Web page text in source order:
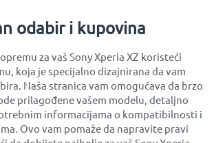
odabir i kupovina
za vaš Sony Xperia XZ koristeći
koja je specijalno dizajnirana da vam
Naša stranica vam omogućava da brzo
prilagođene vašem modelu, detaljno
informacijama o kompatibilnosti i
Ovo vam pomaže da napravite pravi